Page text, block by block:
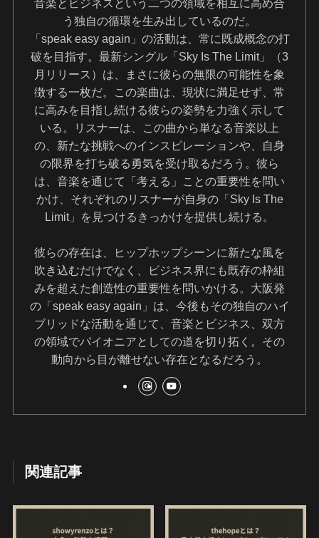
う独自の循環を生み出しているのだ。
「speak easy again」の活動は、常に既成概念の打
破を目指す。最新シングル「Sky Is The Limit」（3
月リリース）は、まさに彼らの無限の可能性を象
徴する一枚だ。この楽曲は、現状に満足せず、常
に高みを目指し続ける彼らの姿勢を力強く示して
いる。リスナーは、この曲から単なる音楽以上
の、新たな挑戦へのインスピレーションや、自身
の限界を打ち破る勇気を受け取るだろう。彼ら
は、音楽を通じて「考える」ことの重要性を問い
かけ、それぞれのリスナーが自身の「Sky Is The
Limit」を見つけるきっかけを提供し続ける。
彼らの存在は、ヒップホップシーンに新たな風を
吹き込むだけでなく、ビジネス界にも既存の枠組
みを超えた創造性の重要性を問いかける。大阪発
の「speak easy again」は、今後もその独自のハイ
ブリッドな活動を通じて、音楽とビジネス、双方
の領域でパイオニアとしての道を切り拓く。その
動向から目が離せない存在となるだろう。
関連記事